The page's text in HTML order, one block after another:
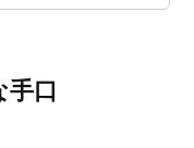
手口